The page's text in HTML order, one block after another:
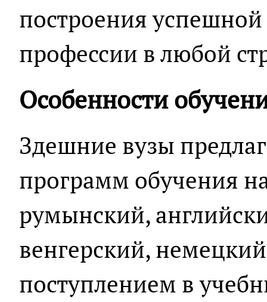
построения
профессии в любой
Особенности
Здешние вузы
программ обучения
румынский,
венгерский,
поступлением в